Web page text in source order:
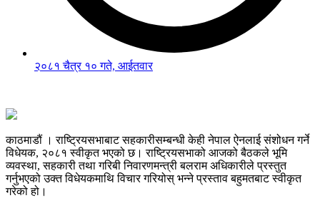
२०८१ चैत्र १० गते, आईतवार
काठमाडौं । राष्ट्रियसभाबाट सहकारीसम्बन्धी केही नेपाल ऐनलाई संशोधन गर्ने
विधेयक, २०८१ स्वीकृत भएको छ। राष्ट्रियसभाको आजको बैठकले भूमि
व्यवस्था, सहकारी तथा गरिबी निवारणमन्त्री बलराम अधिकारीले प्रस्तुत
गर्नुभएको उक्त विधेयकमाथि विचार गरियोस् भन्ने प्रस्ताव बहुमतबाट स्वीकृत
गरेको हो।